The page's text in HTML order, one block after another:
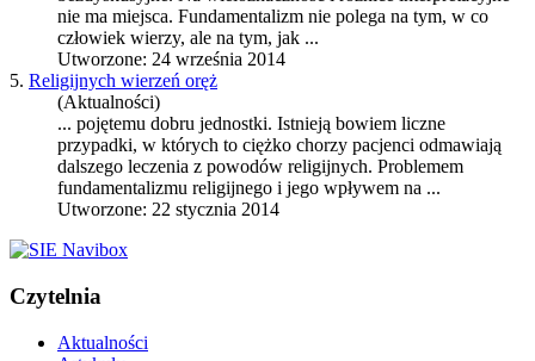
nie ma miejsca. Fundamentalizm nie polega na tym, w co
człowiek wierzy, ale na tym, jak ...
Utworzone: 24 września 2014
5. Religijnych wierzeń oręż
(Aktualności)
... pojętemu dobru jednostki. Istnieją bowiem liczne
przypadki, w których to ciężko chorzy pacjenci odmawiają
dalszego leczenia z powodów religijnych. Problemem
fundamentalizmu religijnego i jego wpływem na ...
Utworzone: 22 stycznia 2014
Czytelnia
Aktualności